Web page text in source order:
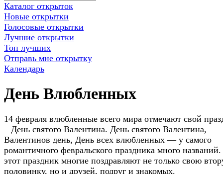
Каталог открыток
Новые открытки
Голосовые открытки
Лучшие открытки
Топ лучших
Отправь мне открытку
Календарь
День Влюбленных
14 февраля влюбленные всего мира отмечают свой
– День святого Валентина. День святого Валентина,
Валентинов день, День всех влюбленных — у самого
романтичного февральского праздника много
этот праздник многие поздравляют не только свою
половинку, но и друзей, подруг и знакомых.